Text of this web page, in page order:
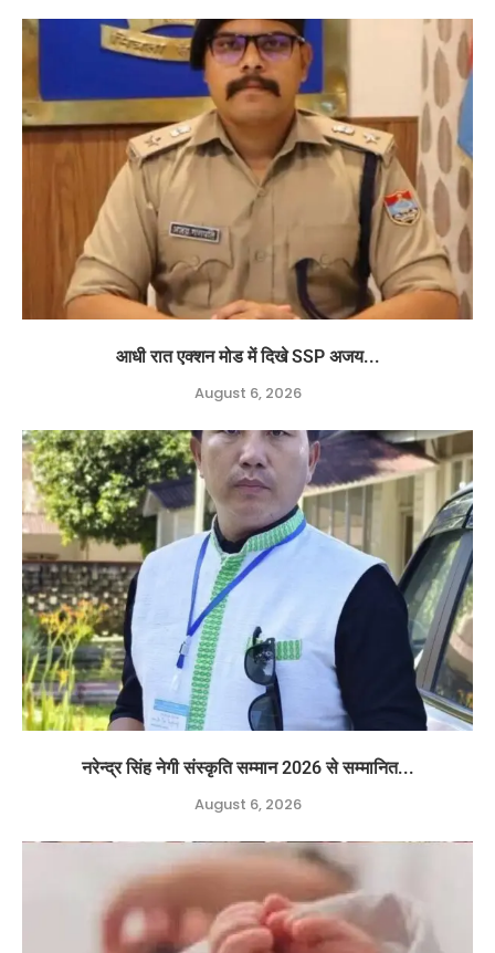
आधी रात एक्शन मोड में दिखे SSP अजय...
August 6, 2026
नरेन्द्र सिंह नेगी संस्कृति सम्मान 2026 से सम्मानित...
August 6, 2026